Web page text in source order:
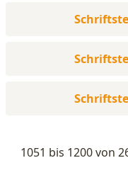
1051 bis 1200 von